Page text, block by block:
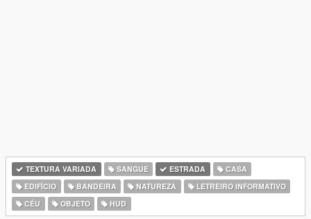
TEXTURA VARIADA SANGUE ESTRADA
CASA
EDIFÍCIO
BANDEIRA NATUREZA
LETREIRO INFORMATIVO
CÉU
OBJETO HUD